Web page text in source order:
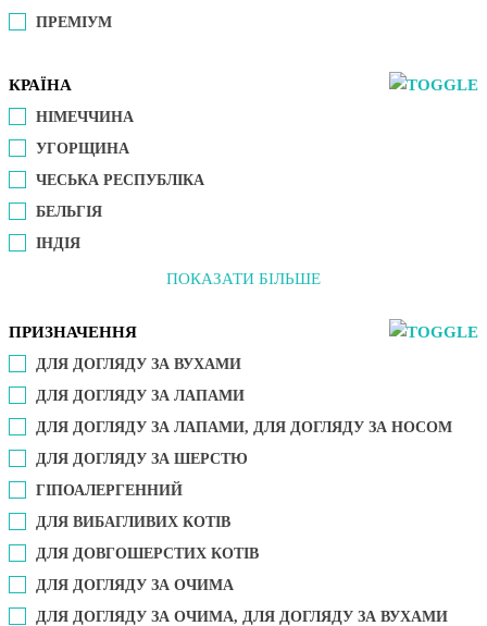
ПРЕМІУМ
КРАЇНА
НІМЕЧЧИНА
УГОРЩИНА
ЧЕСЬКА РЕСПУБЛІКА
БЕЛЬГІЯ
ІНДІЯ
ПОКАЗАТИ БІЛЬШЕ
ПРИЗНАЧЕННЯ
ДЛЯ ДОГЛЯДУ ЗА ВУХАМИ
ДЛЯ ДОГЛЯДУ ЗА ЛАПАМИ
ДЛЯ ДОГЛЯДУ ЗА ЛАПАМИ, ДЛЯ ДОГЛЯДУ ЗА НОСОМ
ДЛЯ ДОГЛЯДУ ЗА ШЕРСТЮ
ГІПОАЛЕРГЕННИЙ
ДЛЯ ВИБАГЛИВИХ КОТІВ
ДЛЯ ДОВГОШЕРСТИХ КОТІВ
ДЛЯ ДОГЛЯДУ ЗА ОЧИМА
ДЛЯ ДОГЛЯДУ ЗА ОЧИМА, ДЛЯ ДОГЛЯДУ ЗА ВУХАМИ